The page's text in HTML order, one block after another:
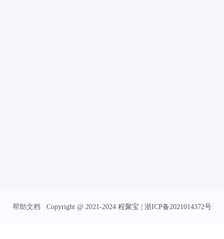
帮助文档 Copyright @ 2021-2024 程聚宝 | 浙ICP备2021014372号